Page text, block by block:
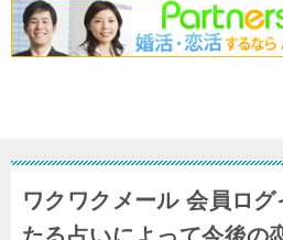
ワクワクメール 会員ロ